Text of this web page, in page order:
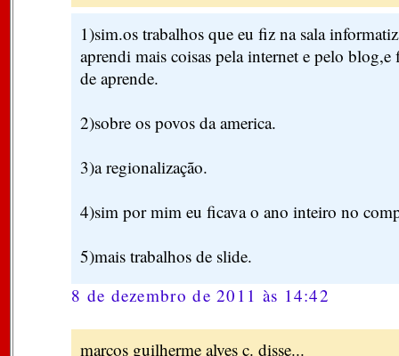
1)sim.os trabalhos que eu fiz na sala
aprendi mais coisas pela internet e pelo
de aprende.
2)sobre os povos da america.
3)a regionalização.
4)sim por mim eu ficava o ano inteiro no
5)mais trabalhos de slide.
8 de dezembro de 2011 às 14:42
marcos guilherme alves c. disse...